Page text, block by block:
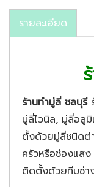
รายละเอียด
ร้านทำมู่ลี่ ชลบุรี
มู่ลี่ไวนิล, มู่ลี่อลู
ตั้งด้วยมู่ลี่ชนิดต่
ครัวหรือช่องแส
ติดตั้งด้วยทีมช่า